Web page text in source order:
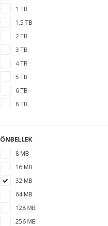
1 TB
1.5 TB
2 TB
3 TB
4 TB
5 TB
6 TB
8 TB
18 TB
16 TB
20 TB
ÖNBELLEK
8 MB
16 MB
32 MB
64 MB
128 MB
256 MB